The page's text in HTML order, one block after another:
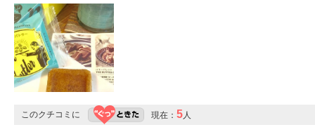
このクチコミに 現在： 5 人